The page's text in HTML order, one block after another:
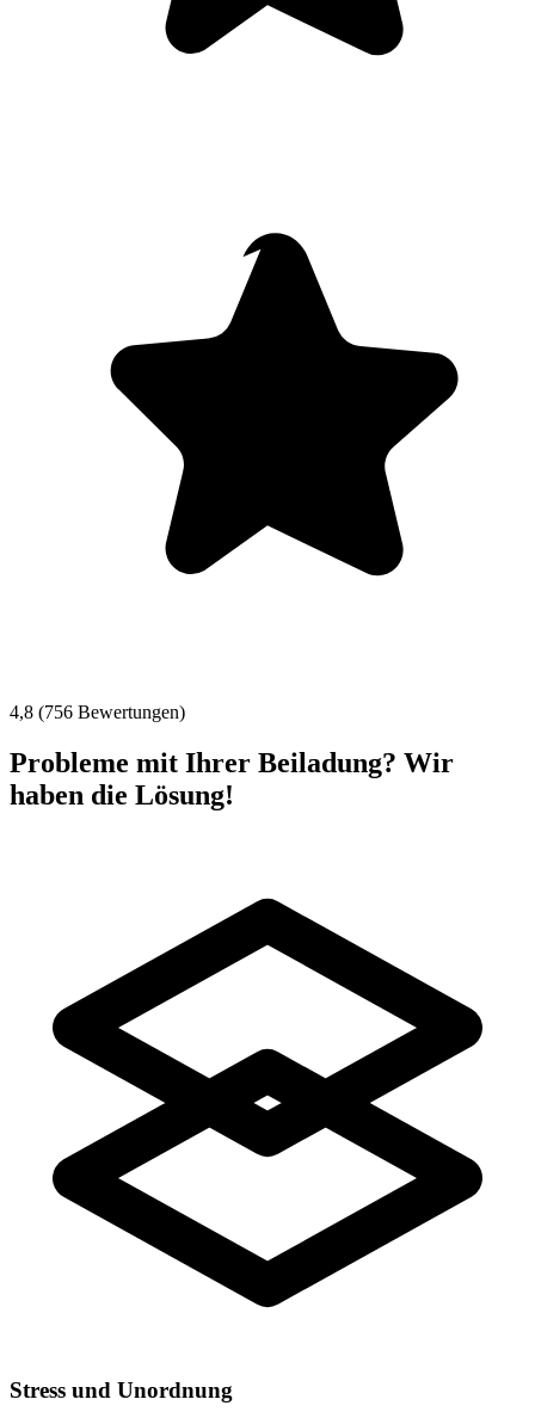
4,8 (756 Bewertungen)
Probleme mit Ihrer Beiladung? Wir
haben die Lösung!
Stress und Unordnung